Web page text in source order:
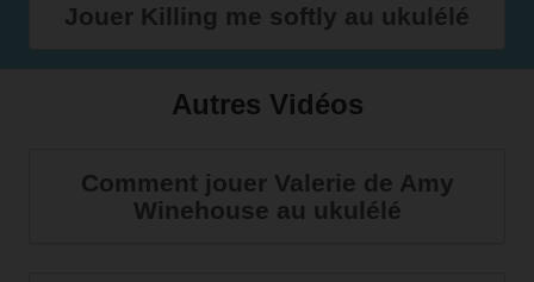
Jouer Killing me softly au ukulélé
Autres Vidéos
Comment jouer Valerie de Amy
Winehouse au ukulélé